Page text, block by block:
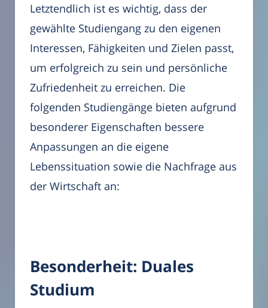
Letztendlich ist es wichtig, dass der
gewählte Studiengang zu den eigenen
Interessen, Fähigkeiten und Zielen passt,
um erfolgreich zu sein und persönliche
Zufriedenheit zu erreichen. Die
folgenden Studiengänge bieten aufgrund
besonderer Eigenschaften bessere
Anpassungen an die eigene
Lebenssituation sowie die Nachfrage aus
der Wirtschaft an:
Besonderheit: Duales
Studium